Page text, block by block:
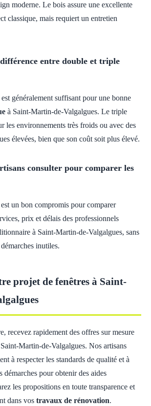
moderne. Le bois assure une excellente
classique, mais requiert un entretien
entre double et triple
est généralement suffisant pour une bonne
à Saint-Martin-de-Valgalgues. Le triple
les environnements très froids ou avec des
élevées, bien que son coût soit plus élevé.
consulter pour comparer les
est un bon compromis pour comparer
prix et délais des professionnels
à Saint-Martin-de-Valgalgues, sans
inutiles.
projet de fenêtres à Saint-
recevez rapidement des offres sur mesure
Martin-de-Valgalgues. Nos artisans
à respecter les standards de qualité et à
démarches pour obtenir des aides
les propositions en toute transparence et
dans vos travaux de rénovation.